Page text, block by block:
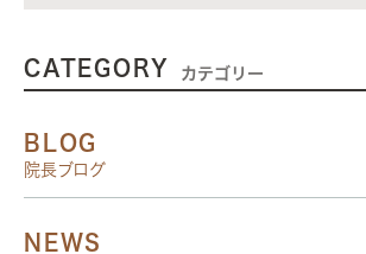
CATEGORY カテゴリー
BLOG
院長ブログ
NEWS